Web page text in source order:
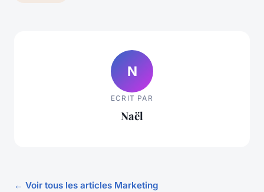
N
ECRIT PAR
Naël
← Voir tous les articles Marketing